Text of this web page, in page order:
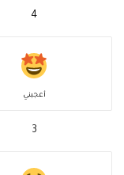
4
أعجبني
3